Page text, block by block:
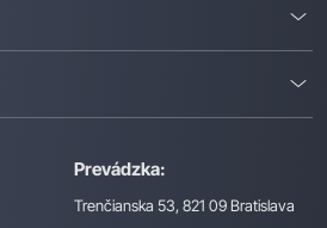
Prevádzka:
Trenčianska 53, 821 09 Bratislava